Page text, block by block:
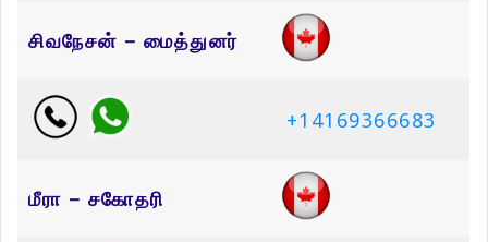
சிவநேசன் – மைத்துனர்
+14169366683
மீரா – சகோதரி